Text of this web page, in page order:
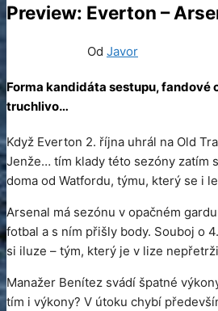
Preview: Everton –
Od Javor
Forma kandidáta sestupu, fandové
truchlivo…
Když Everton 2. října uhrál na Old
Jenže… tím klady této sezóny zatím
doma od Watfordu, týmu, který se i
Arsenal má sezónu v opačném
fotbal a s ním přišly body. Souboj o
si iluze – tým, který je v lize
Manažer Benítez svádí špatné
tím i výkony? V útoku chybí